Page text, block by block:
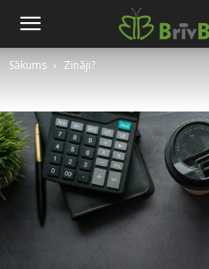
Sākums Zināji?